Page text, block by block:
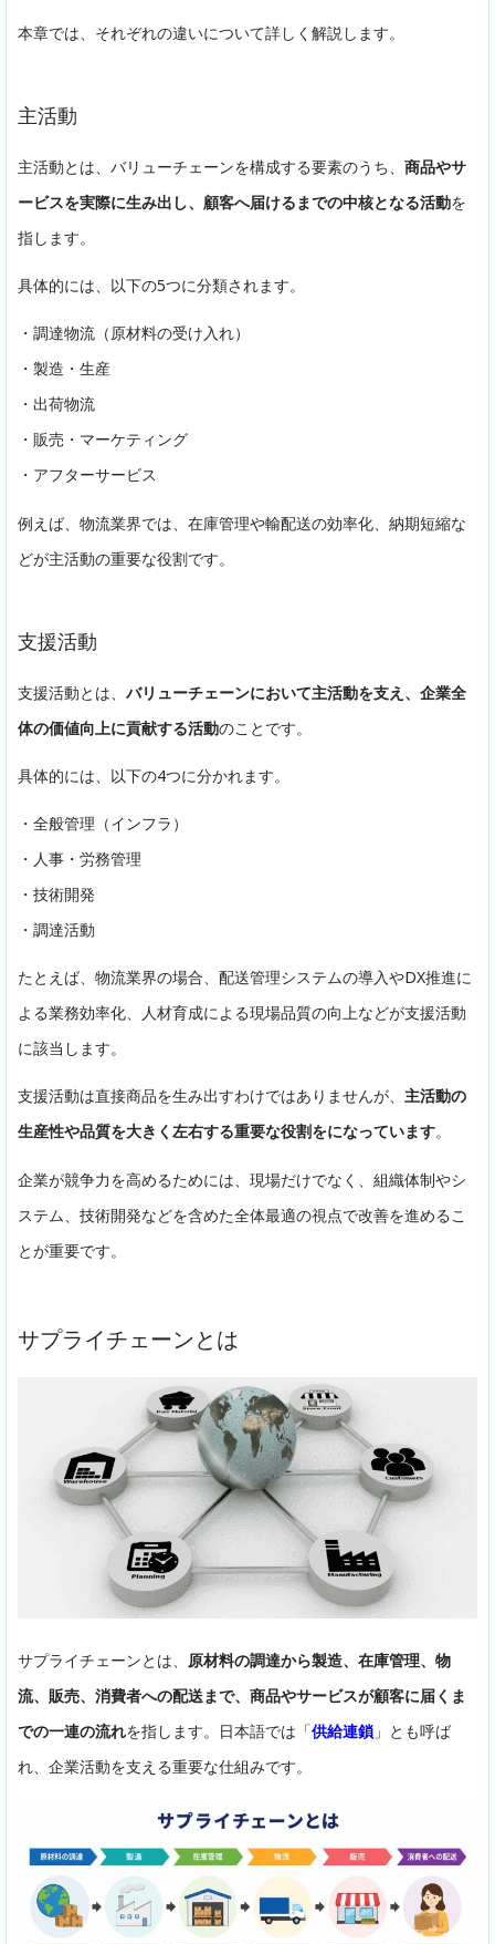
本章では、それぞれの違いについて詳しく解説します。
主活動
主活動とは、バリューチェーンを構成する要素のうち、 商品やサ
ービスを実際に生み出し、顧客へ届けるまでの中核となる活動を
指します。
具体的には、以下の5つに分類されます。
・調達物流（原材料の受け入れ）
・製造・生産
・出荷物流
・販売・マーケティング
・アフターサービス
例えば、物流業界では、在庫管理や輸配送の効率化、納期短縮な
どが主活動の重要な役割です。
支援活動
支援活動とは、 バリューチェーンにおいて主活動を支え、企業全
体の価値向上に貢献する活動のことです。
具体的には、以下の4つに分かれます。
・全般管理（インフラ）
・人事・労務管理
・技術開発
・調達活動
たとえば、物流業界の場合、配送管理システムの導入やDX推進に
よる業務効率化、人材育成による現場品質の向上などが支援活動
に該当します。
支援活動は直接商品を生み出すわけではありませんが、 主活動の
生産性や品質を大きく左右する重要な役割をになっています。
企業が競争力を高めるためには、現場だけでなく、組織体制やシ
ステム、技術開発などを含めた全体最適の視点で改善を進めるこ
とが重要です。
サプライチェーンとは
サプライチェーンとは、 原材料の調達から製造、在庫管理、物
流、販売、消費者への配送まで、商品やサービスが顧客に届くま
での一連の流れを指します。日本語では「供給連鎖 」とも呼ば
れ、企業活動を支える重要な仕組みです。